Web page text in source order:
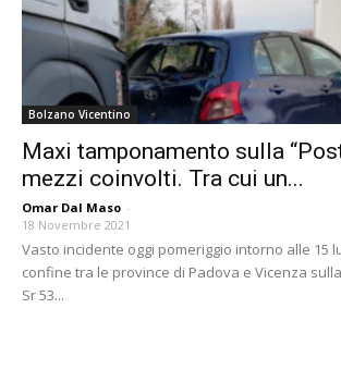
Bolzano Vicentino
Maxi tamponamento sulla
mezzi coinvolti. Tra cui un...
Omar Dal Maso -
18 Novembre 2021
Vasto incidente oggi pomeriggio intorno alle 15
confine tra le province di Padova e Vicenza
Sr 53...